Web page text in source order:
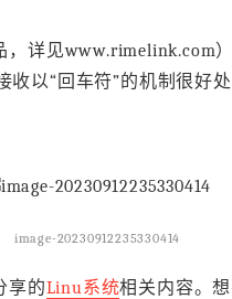
，详见www.rimelink.com
收以“回车符”的机制很好
image-20230912235330414
享的Linu系统相关内容。